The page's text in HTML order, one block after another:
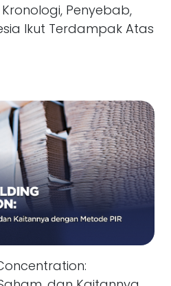
Penyebab,
Ikut Terdampak Atas